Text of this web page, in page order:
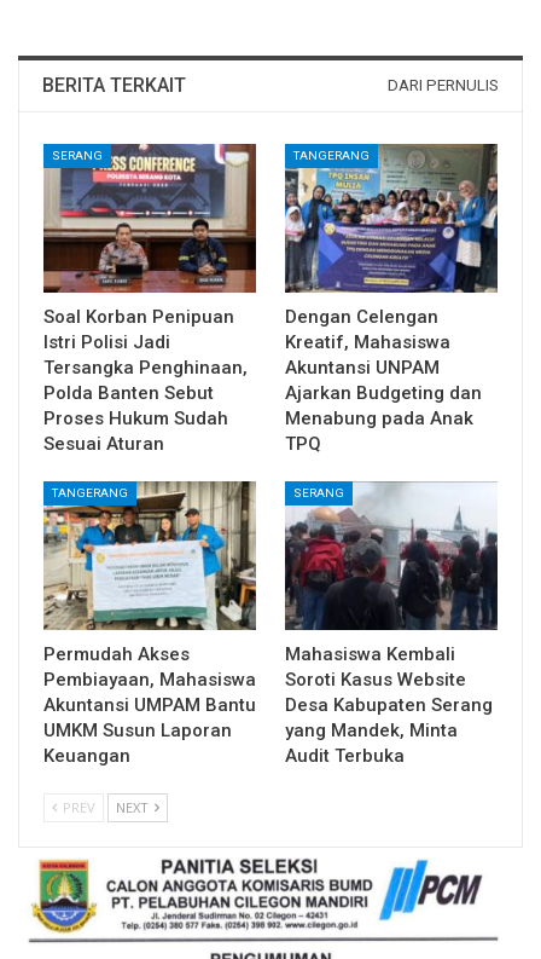
BERITA TERKAIT DARI PERNULIS
SERANG
Soal Korban Penipuan
Istri Polisi Jadi
Tersangka Penghinaan,
Polda Banten Sebut
Proses Hukum Sudah
Sesuai Aturan
TANGERANG
Dengan Celengan
Kreatif, Mahasiswa
Akuntansi UNPAM
Ajarkan Budgeting dan
Menabung pada Anak
TPQ
TANGERANG
Permudah Akses
Pembiayaan, Mahasiswa
Akuntansi UMPAM Bantu
UMKM Susun Laporan
Keuangan
SERANG
Mahasiswa Kembali
Soroti Kasus Website
Desa Kabupaten Serang
yang Mandek, Minta
Audit Terbuka
PREV NEXT